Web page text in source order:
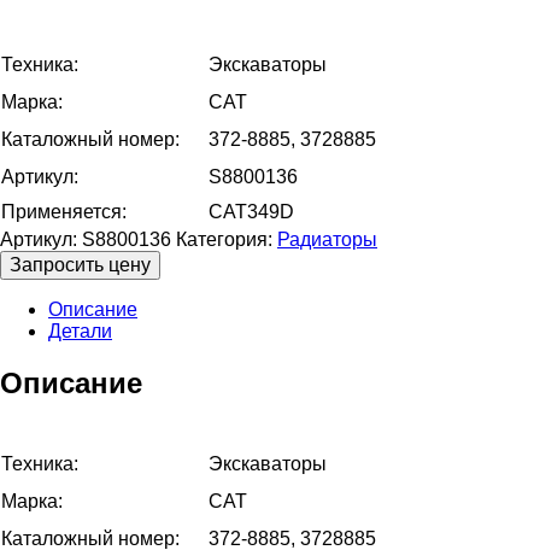
Техника:
Экскаваторы
Марка:
CAT
Каталожный номер:
372-8885, 3728885
Артикул:
S8800136
Применяется:
CAT349D
Артикул: S8800136 Категория: Радиаторы
Запросить цену
Описание
Детали
Описание
Техника:
Экскаваторы
Марка:
CAT
Каталожный номер:
372-8885, 3728885